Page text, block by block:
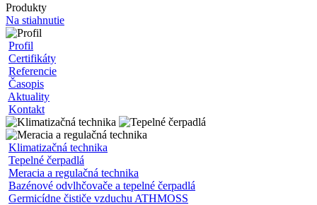
Produkty
Na stiahnutie
Profil
Certifikáty
Referencie
Časopis
Aktuality
Kontakt
Klimatizačná technika
Tepelné čerpadlá
Meracia a regulačná technika
Bazénové odvlhčovače a tepelné čerpadlá
Germicídne čističe vzduchu ATHMOSS